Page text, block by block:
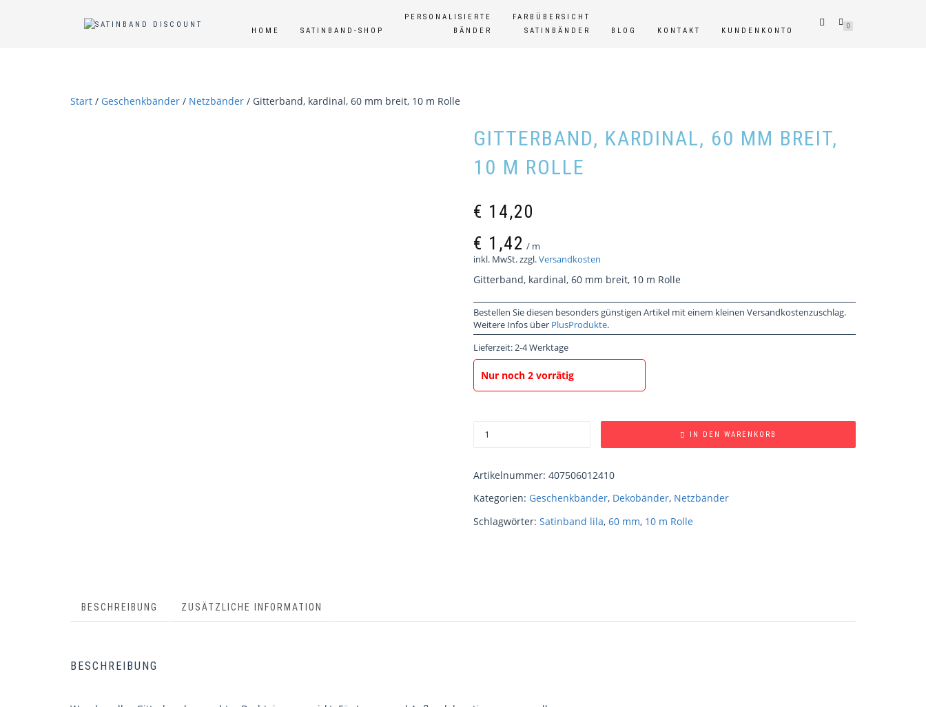
HOME SATINBAND-SHOP
PERSONALISIERTE
BÄNDER
FARBÜBERSICHT
SATINBÄNDER
BLOG KONTAKT KUNDENKONTO
0
Start / Geschenkbänder / Netzbänder / Gitterband, kardinal, 60 mm breit, 10 m Rolle
GITTERBAND, KARDINAL, 60 MM BREIT,
10 M ROLLE
€ 14,20
€ 1,42 / m
inkl. MwSt.zzgl.Versandkosten
Gitterband, kardinal, 60 mm breit, 10 m Rolle
Bestellen Sie diesen besonders günstigen Artikel mit einem kleinen Versandkostenzuschlag.
Weitere Infos über PlusProdukte.
Lieferzeit:2-4 Werktage
Nur noch 2 vorrätig
IN DEN WARENKORB
Artikelnummer: 407506012410
Kategorien: Geschenkbänder, Dekobänder, Netzbänder
Schlagwörter: Satinband lila, 60 mm, 10 m Rolle
BESCHREIBUNG ZUSÄTZLICHE INFORMATION
BESCHREIBUNG